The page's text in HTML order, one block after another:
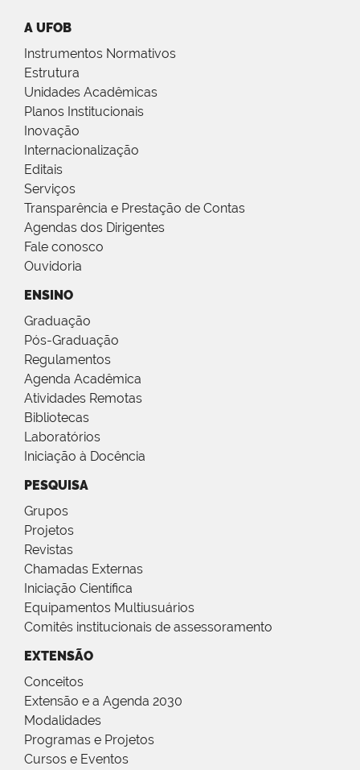
A UFOB
Instrumentos Normativos
Estrutura
Unidades Acadêmicas
Planos Institucionais
Inovação
Internacionalização
Editais
Serviços
Transparência e Prestação de Contas
Agendas dos Dirigentes
Fale conosco
Ouvidoria
ENSINO
Graduação
Pós-Graduação
Regulamentos
Agenda Acadêmica
Atividades Remotas
Bibliotecas
Laboratórios
Iniciação à Docência
PESQUISA
Grupos
Projetos
Revistas
Chamadas Externas
Iniciação Científica
Equipamentos Multiusuários
Comitês institucionais de assessoramento
EXTENSÃO
Conceitos
Extensão e a Agenda 2030
Modalidades
Programas e Projetos
Cursos e Eventos